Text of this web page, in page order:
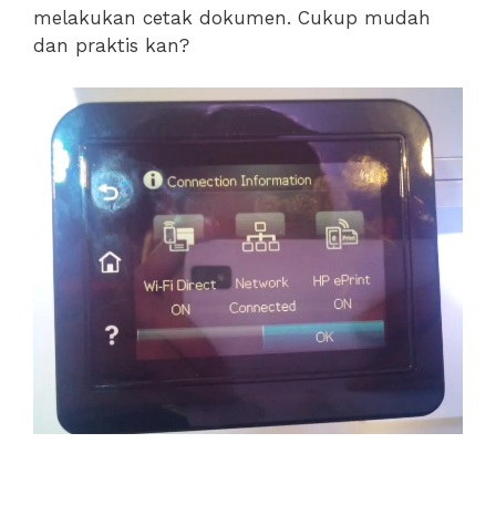
melakukan cetak dokumen. Cukup mudah
dan praktis kan?